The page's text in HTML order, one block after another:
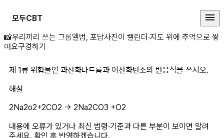
모두CBT
제 1류 위험물인 과산화나트륨과
📸우리끼리 쓰는 그룹앨범, 포담사진이 캘린더·지도 위에 추억으로 쌓
여요구경하기
제 1류 위험물인 과산화나트륨과 이산화탄소의 반응식을 쓰시오.
해설
2Na2o2+2CO2 -> 2Na2CO3 +O2
내용에 오류가 있거나 최신 법령·기준과 다른 부분이 보이면 알려
주세요. 확인 후 반영하겠습니다.